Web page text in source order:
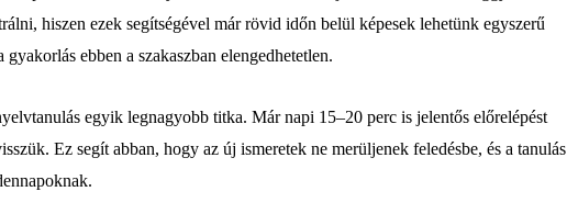
hiszen ezek segítségével már rövid időn belül képesek lehetünk egyszerű
ebben a szakaszban elengedhetetlen.
egyik legnagyobb titka. Már napi 15–20 perc is jelentős előrelépést
Ez segít abban, hogy az új ismeretek ne merüljenek feledésbe, és a tanulás